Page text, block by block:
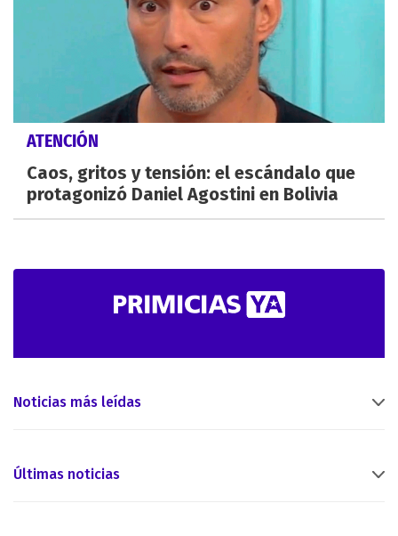
ATENCIÓN
Caos, gritos y tensión: el escándalo que
protagonizó Daniel Agostini en Bolivia
Noticias más leídas
Últimas noticias